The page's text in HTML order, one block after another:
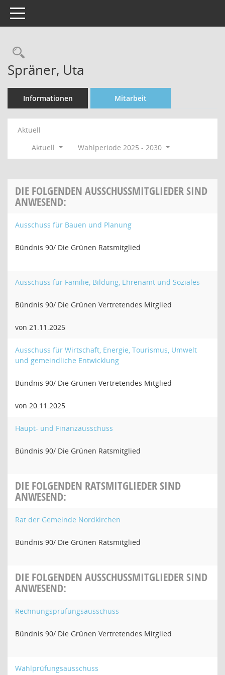
Toggle navigation
Rechercheauswahl
Spräner, Uta
Informationen Mitarbeit
Aktuell
Aktuell
Wahlperiode 2025 - 2030
DIE FOLGENDEN AUSSCHUSSMITGLIEDER SIND
ANWESEND:
Ausschuss für Bauen und Planung
Bündnis 90/ Die Grünen Ratsmitglied
Ausschuss für Familie, Bildung, Ehrenamt und Soziales
Bündnis 90/ Die Grünen Vertretendes Mitglied
von 21.11.2025
Ausschuss für Wirtschaft, Energie, Tourismus, Umwelt
und gemeindliche Entwicklung
Bündnis 90/ Die Grünen Vertretendes Mitglied
von 20.11.2025
Haupt- und Finanzausschuss
Bündnis 90/ Die Grünen Ratsmitglied
DIE FOLGENDEN RATSMITGLIEDER SIND
ANWESEND:
Rat der Gemeinde Nordkirchen
Bündnis 90/ Die Grünen Ratsmitglied
DIE FOLGENDEN AUSSCHUSSMITGLIEDER SIND
ANWESEND:
Rechnungsprüfungsausschuss
Bündnis 90/ Die Grünen Vertretendes Mitglied
Wahlprüfungsausschuss